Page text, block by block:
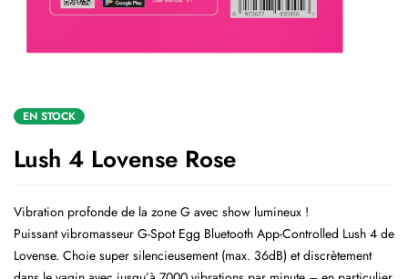
EN STOCK
Lush 4 Lovense Rose
Vibration profonde de la zone G avec show lumineux !
Puissant vibromasseur G-Spot Egg Bluetooth App-Controlled Lush 4 de
Lovense. Choie super silencieusement (max. 36dB) et discrètement